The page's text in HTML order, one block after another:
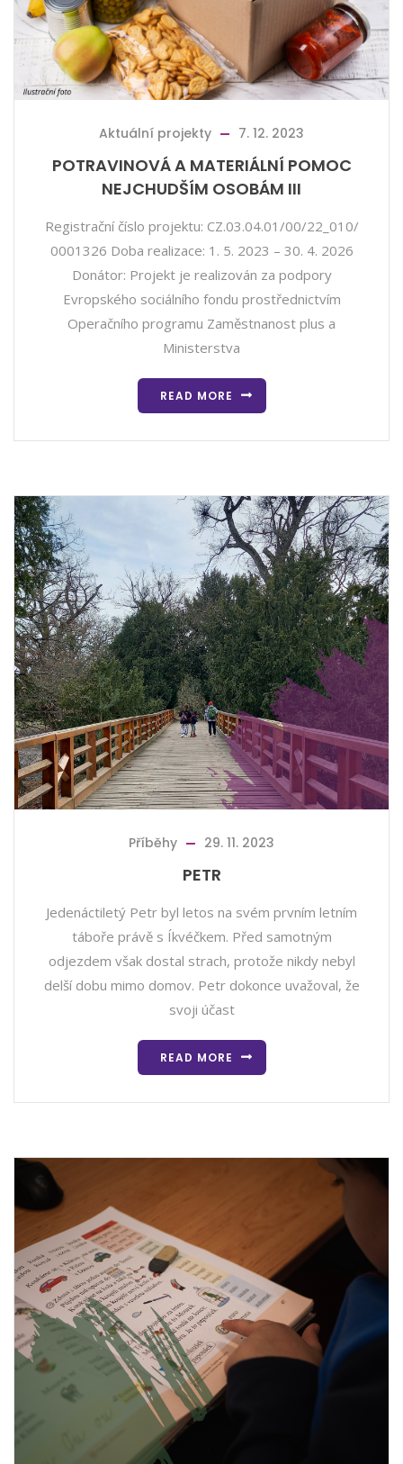
Aktuální projekty 7. 12. 2023
POTRAVINOVÁ A MATERIÁLNÍ POMOC
NEJCHUDŠÍM OSOBÁM III
Registrační číslo projektu: CZ.03.04.01/00/22_010/
0001326 Doba realizace: 1. 5. 2023 – 30. 4. 2026
Donátor: Projekt je realizován za podpory
Evropského sociálního fondu prostřednictvím
Operačního programu Zaměstnanost plus a
Ministerstva
READ MORE
Příběhy 29. 11. 2023
PETR
Jedenáctiletý Petr byl letos na svém prvním letním
táboře právě s Íkvéčkem. Před samotným
odjezdem však dostal strach, protože nikdy nebyl
delší dobu mimo domov. Petr dokonce uvažoval, že
svoji účast
READ MORE